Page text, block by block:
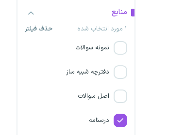
منابع
۱ مورد انتخاب شده
حذف فیلتر
نمونه سوالات
دفترچه شبیه ساز
اصل سوالات
درسنامه
توانیر و مهندسی آب و فاضلاب کشور
سنگان خراسان
فولاد خراسان